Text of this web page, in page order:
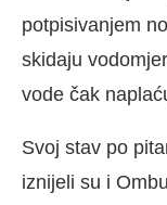
potpisivanjem
skidaju
vode čak
Svoj stav po
iznijeli su i